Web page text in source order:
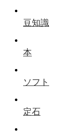
豆知識
本
ソフト
定石